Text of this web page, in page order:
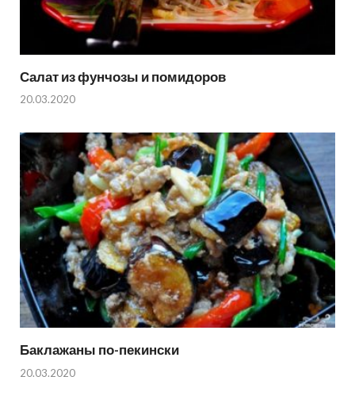
Салат из фунчозы и помидоров
20.03.2020
Баклажаны по-пекински
20.03.2020